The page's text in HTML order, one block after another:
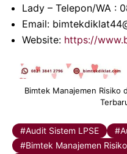
Lady – Telepon/WA :
Email:
Website: https://
Bimtek Manajemen Risiko
Audit Sistem LPSE
Bimtek Manajemen